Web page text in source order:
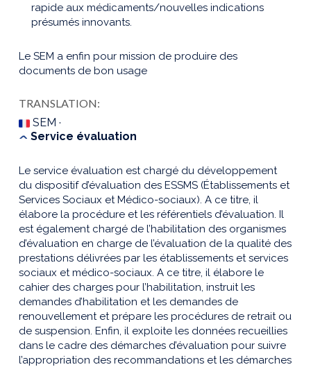
rapide aux médicaments/nouvelles indications
présumés innovants.
Le SEM a enfin pour mission de produire des
documents de bon usage
TRANSLATION:
SEM ·
Service évaluation
Le service évaluation est chargé du développement
du dispositif d’évaluation des ESSMS (Établissements et
Services Sociaux et Médico-sociaux). A ce titre, il
élabore la procédure et les référentiels d’évaluation. Il
est également chargé de l’habilitation des organismes
d’évaluation en charge de l’évaluation de la qualité des
prestations délivrées par les établissements et services
sociaux et médico-sociaux. A ce titre, il élabore le
cahier des charges pour l’habilitation, instruit les
demandes d’habilitation et les demandes de
renouvellement et prépare les procédures de retrait ou
de suspension. Enfin, il exploite les données recueillies
dans le cadre des démarches d’évaluation pour suivre
l’appropriation des recommandations et les démarches